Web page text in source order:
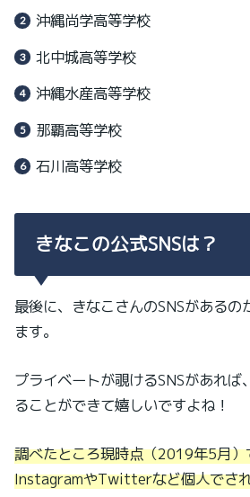
沖縄尚学高等学校
北中城高等学校
沖縄水産高等学校
那覇高等学校
石川高等学校
きなこの公式SNSは？
最後に、きなこさんのSNSがあるの
ます。
プライベートが覗けるSNSがあれ
ることができて嬉しいですよね！
調べたところ現時点（2019年5月
InstagramやTwitterなど個人でさ